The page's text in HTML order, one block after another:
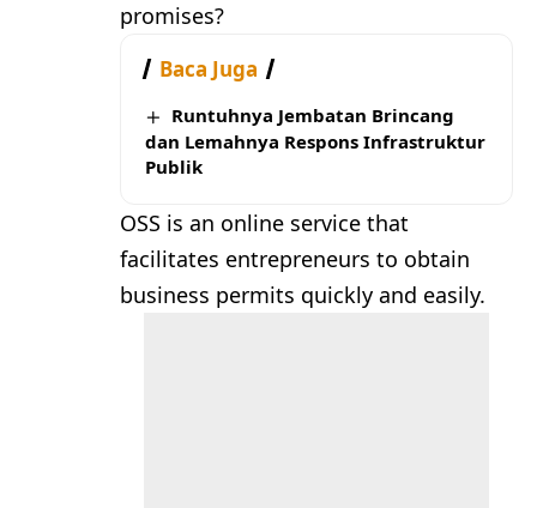
promises?
Baca Juga
Runtuhnya Jembatan Brincang
dan Lemahnya Respons Infrastruktur
Publik
OSS is an online service that
facilitates entrepreneurs to obtain
business permits quickly and easily.